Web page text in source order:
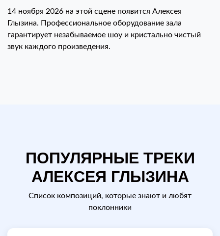
14 ноября 2026 на этой сцене появится Алексея
Глызина. Профессиональное оборудование зала
гарантирует незабываемое шоу и кристально чистый
звук каждого произведения.
ПОПУЛЯРНЫЕ ТРЕКИ
АЛЕКСЕЯ ГЛЫЗИНА
Список композиций, которые знают и любят
поклонники